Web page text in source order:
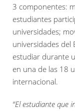
3 componentes:
estudiantes
universidades;
universidades del
estudiar durante
en una de las 18
internacional.
“El estudiante que